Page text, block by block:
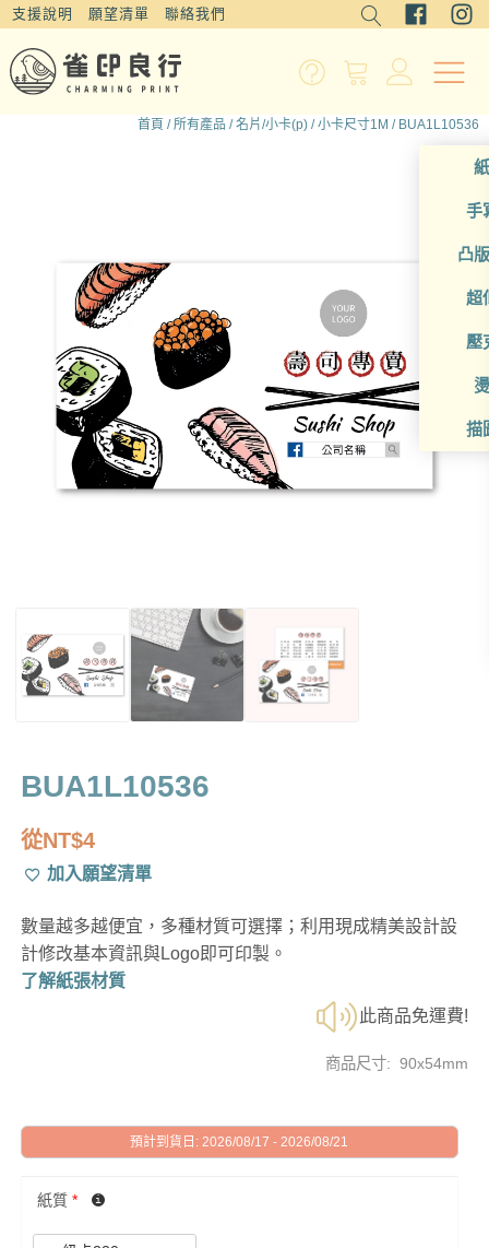
支援說明 願望清單 聯絡我們
手
凸
超
壓
描
首頁 /所有產品 /名片/小卡(p) /小卡尺寸1M / BUA1L10536
BUA1L10536
從NT$4
加入願望清單
數量越多越便宜，多種材質可選擇；利用現成精美設計設
計修改基本資訊與Logo即可印製。
了解紙張材質
此商品免運費!
商品尺寸: 90x54mm
預計到貨日: 2026/08/17 - 2026/08/21
紙質 *